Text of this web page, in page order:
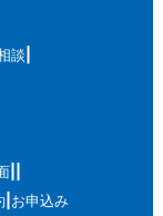
談
お申込み